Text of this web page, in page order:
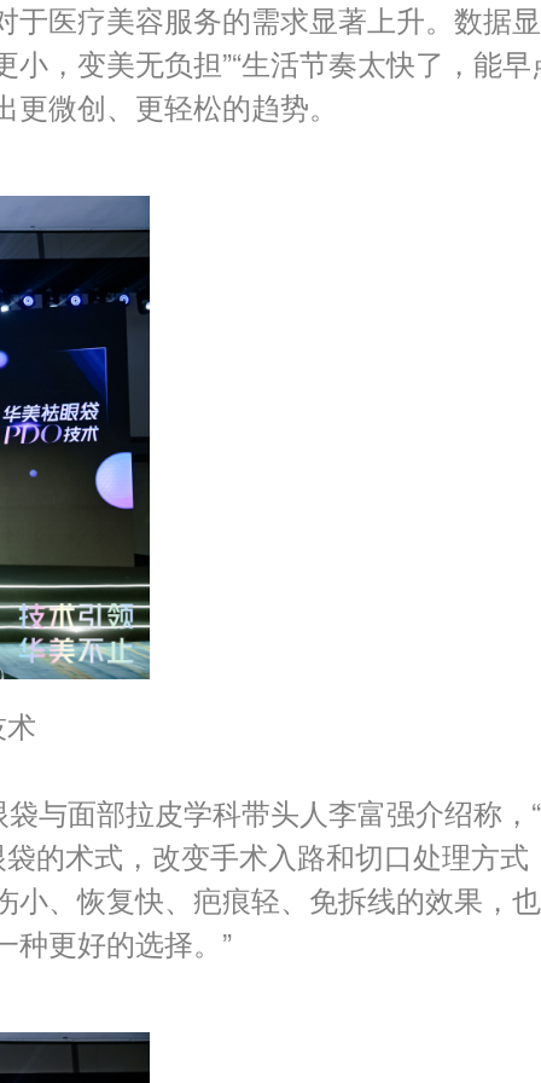
医疗美容服务的需求显著上升。数据显
，变美无负担”“生活节奏太快了，能早
微创、更轻松的趋势。
与面部拉皮学科带头人李富强介绍称，
的术式，改变手术入路和切口处理方式
、恢复快、疤痕轻、免拆线的效果，
种更好的选择。”